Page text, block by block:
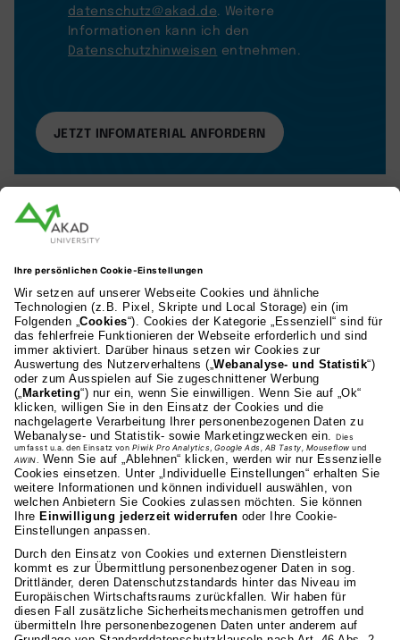
datenschutz@akad.de . Weitere
Informationen kann ich den
Datenschutzhinweisen entnehmen.
AKAD Bildungsgesellschaft mbH
Heilbronner Strasse 86
70191 Stuttgart
0711 81495-400
Studienangebot
Fakultäten
AKAD